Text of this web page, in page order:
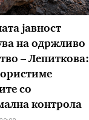
јавност
на одржливо
– Лепиткова:
со
контрола